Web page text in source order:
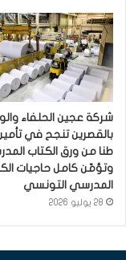
شركة عجين الحلفاء
طنا من ورق الكتاب
وتؤمّن كامل حاجيات
المدرسي التونسي
28 يوليو 2026